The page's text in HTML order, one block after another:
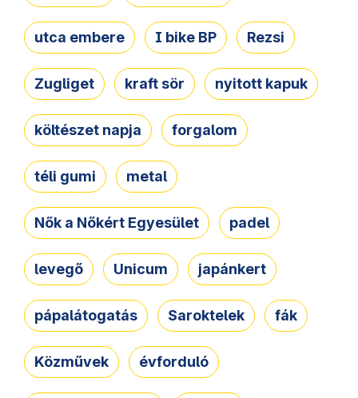
utca embere I bike BP Rezsi
Zugliget kraft sör nyitott kapuk
költészet napja forgalom
téli gumi metal
Nők a Nőkért Egyesület padel
levegő Unicum japánkert
pápalátogatás Saroktelek fák
Közművek évforduló